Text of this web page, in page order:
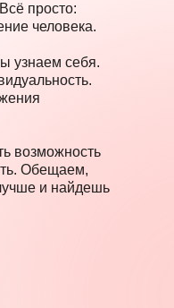
просто:
человека.
узнаем себя.
возможность
Обещаем,
и найдешь